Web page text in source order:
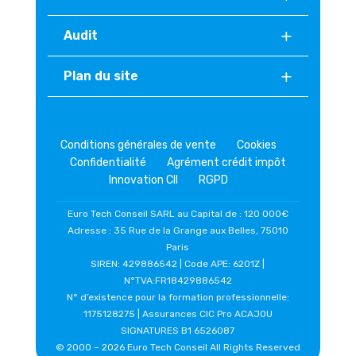
Audit
Plan du site
Conditions générales de vente
Cookies
Confidentialité
Agrément crédit impôt
Innovation CII
RGPD
Euro Tech Conseil SARL au Capital de : 120 000€
Adresse : 35 Rue de la Grange aux Belles, 75010
Paris
SIREN: 429886542 | Code APE: 6201Z |
N°TVA:FR18429886542
N° d’existence pour la formation professionnelle:
1175128275 | Assurances CIC Pro ACAJOU
SIGNATURES B1 6526087
© 2000 – 2026 Euro Tech Conseil All Rights Reserved